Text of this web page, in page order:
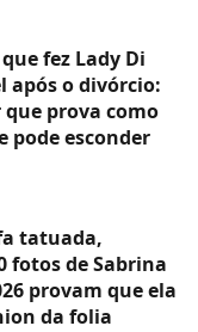
fez Lady Di
após o divórcio:
prova como
pode esconder
tatuada,
fotos de Sabrina
provam que ela
da folia